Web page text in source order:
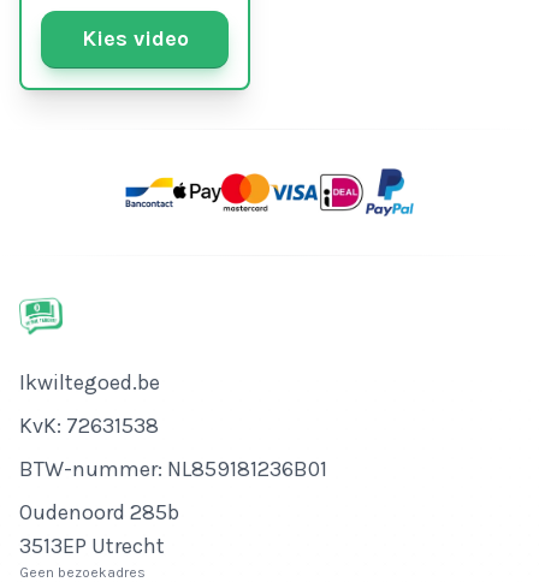
Kies video
Bedrijfsnaam
Ikwiltegoed.be
KvK-nummer
KvK: 72631538
Btw-nummer
BTW-nummer: NL859181236B01
Adres
Oudenoord 285b
3513EP Utrecht
Geen bezoekadres